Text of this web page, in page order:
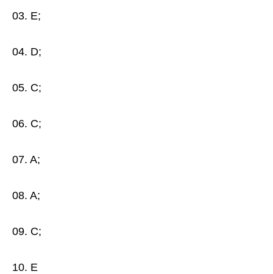
03. E;
04. D;
05. C;
06. C;
07. A;
08. A;
09. C;
10. E